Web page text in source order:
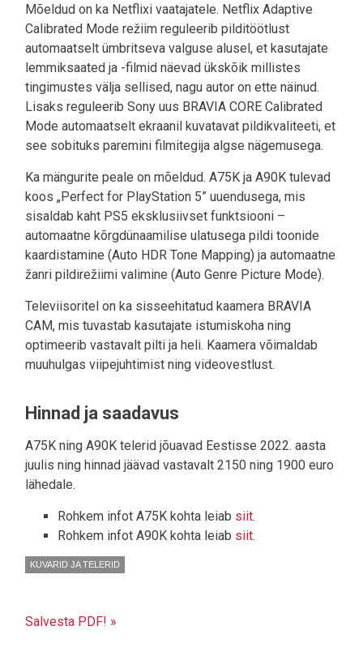
Mõeldud on ka Netflixi vaatajatele. Netflix Adaptive
Calibrated Mode režiim reguleerib pilditöötlust
automaatselt ümbritseva valguse alusel, et kasutajate
lemmiksaated ja -filmid näevad ükskõik millistes
tingimustes välja sellised, nagu autor on ette näinud.
Lisaks reguleerib Sony uus BRAVIA CORE Calibrated
Mode automaatselt ekraanil kuvatavat pildikvaliteeti, et
see sobituks paremini filmitegija algse nägemusega.
Ka mängurite peale on mõeldud. A75K ja A90K tulevad
koos „Perfect for PlayStation 5” uuendusega, mis
sisaldab kaht PS5 eksklusiivset funktsiooni –
automaatne kõrgdünaamilise ulatusega pildi toonide
kaardistamine (Auto HDR Tone Mapping) ja automaatne
žanri pildirežiimi valimine (Auto Genre Picture Mode).
Televiisoritel on ka sisseehitatud kaamera BRAVIA
CAM, mis tuvastab kasutajate istumiskoha ning
optimeerib vastavalt pilti ja heli. Kaamera võimaldab
muuhulgas viipejuhtimist ning videovestlust.
Hinnad ja saadavus
A75K ning A90K telerid jõuavad Eestisse 2022. aasta
juulis ning hinnad jäävad vastavalt 2150 ning 1900 euro
lähedale.
Rohkem infot A75K kohta leiab siit.
Rohkem infot A90K kohta leiab siit.
KUVARID JA TELERID
Salvesta PDF! »